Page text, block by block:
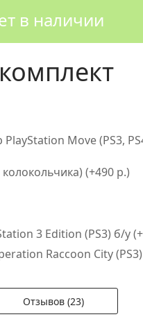
в наличии
Move (PS3,
(+490 р.)
3 Edition (PS3) б/у
Raccoon City
Отзывов (23)